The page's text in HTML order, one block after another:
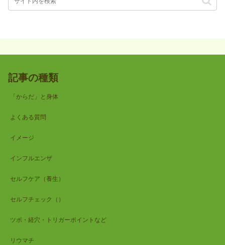
記事の種類
「からだ」と身体
よくある質問
イメージ
インフルエンザ
セルフケア（養生）
セルフチェック（）
ツボ・経穴・トリガーポイントなど
リウマチ